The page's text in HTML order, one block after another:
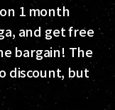
1 month
and get free
bargain! The
discount, but